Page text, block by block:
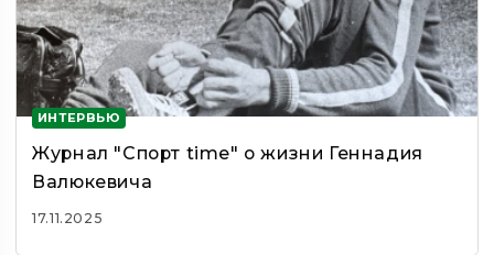
ИНТЕРВЬЮ
Журнал "Спорт time" о жизни Геннадия
Валюкевича
17.11.2025